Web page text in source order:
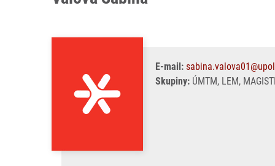
E-mail:
Skupiny: ÚMTM, LEM,